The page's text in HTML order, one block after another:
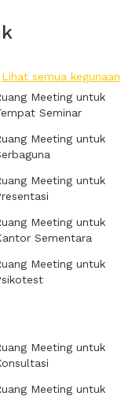
Lihat semua kegunaan
Meeting untuk
Seminar
Meeting untuk
Meeting untuk
Meeting untuk
Sementara
Meeting untuk
Meeting untuk
Meeting untuk